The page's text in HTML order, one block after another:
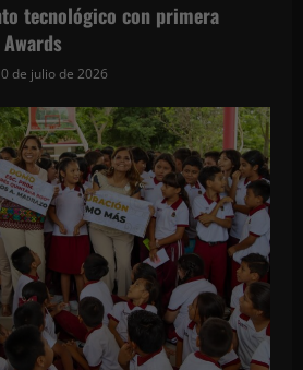
tecnológico con primera
de julio de 2026